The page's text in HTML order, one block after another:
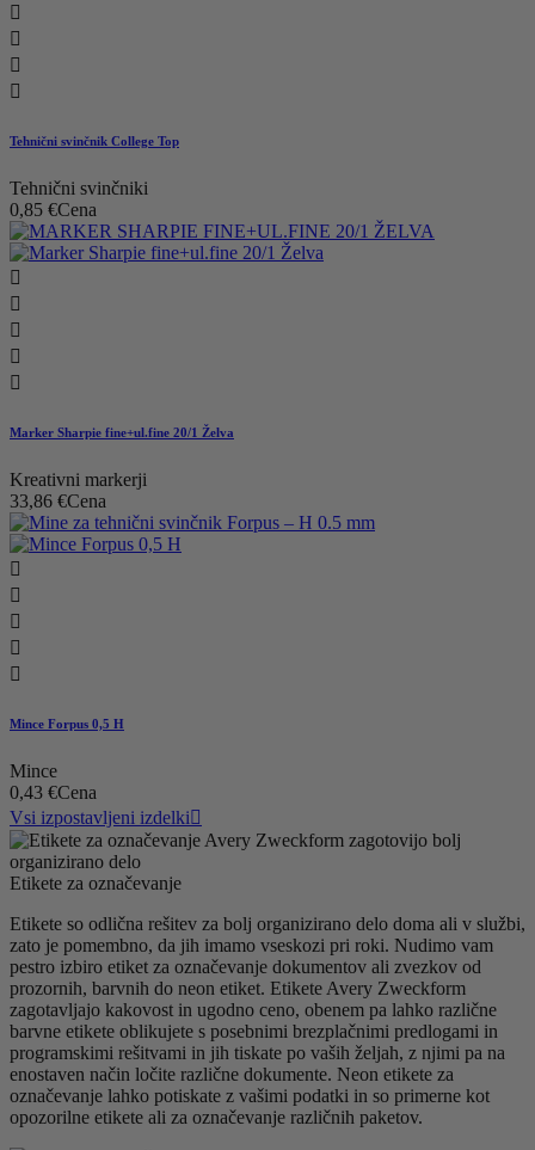




Tehnični svinčnik College Top
Tehnični svinčniki
0,85 €Cena





Marker Sharpie fine+ul.fine 20/1 Želva
Kreativni markerji
33,86 €Cena





Mince Forpus 0,5 H
Mince
0,43 €Cena
Vsi izpostavljeni izdelki
Etikete za označevanje
Etikete so odlična rešitev za bolj organizirano delo doma ali v službi,
zato je pomembno, da jih imamo vseskozi pri roki. Nudimo vam
pestro izbiro etiket za označevanje dokumentov ali zvezkov od
prozornih, barvnih do neon etiket. Etikete Avery Zweckform
zagotavljajo kakovost in ugodno ceno, obenem pa lahko različne
barvne etikete oblikujete s posebnimi brezplačnimi predlogami in
programskimi rešitvami in jih tiskate po vaših željah, z njimi pa na
enostaven način ločite različne dokumente. Neon etikete za
označevanje lahko potiskate z vašimi podatki in so primerne kot
opozorilne etikete ali za označevanje različnih paketov.